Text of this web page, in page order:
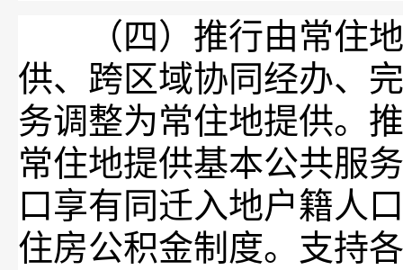
（四）推行由常住地
供、跨区域协同经办、
务调整为常住地提供。
常住地提供基本公共服
口享有同迁入地户籍人
住房公积金制度。支持